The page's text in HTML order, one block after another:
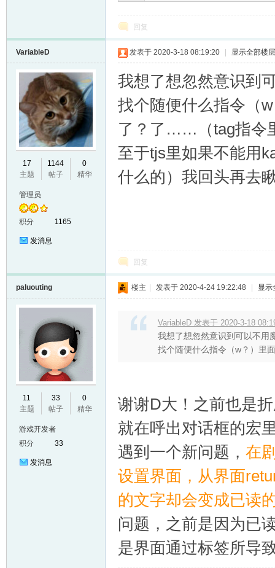
回复
VariableD
17
主题
1144
帖子
0
精华
管理员
积分 1165
发消息
发表于 2020-3-18 08:19:20 显示全部楼层
我想了想忽然意识
找个随便什么指令（
了？了……（tag指令
至于tjs里如果不能用
什么的）我回头再
回复
paluouting
11
主题
33
帖子
0
精华
游戏开发者
积分
33
发消息
楼主 发表于 2020-4-24 19:22:48 显示
VariableD 发表于 2020-3-18
我想了想忽然意识到可以不
找个随便什么指令（w？）里
谢谢D大！之前也是
就在呼出对话框的宏
遇到一个新问题， 在
设置界面，从界面
的文字却会变成已读
问题，之前是因为已
是界面通过标签所导